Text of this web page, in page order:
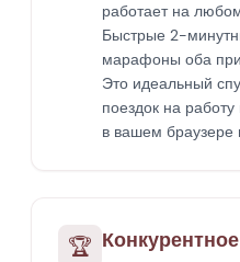
работает на любом
Быстрые 2-
марафоны оба
Это идеальный
поездок на
в вашем браузере
🏆